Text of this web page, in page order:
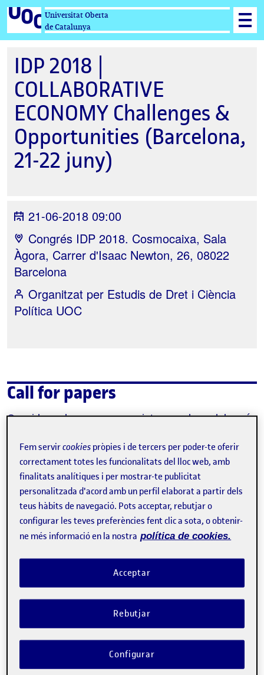
Universitat Oberta
de Catalunya
IDP 2018 |
COLLABORATIVE
ECONOMY Challenges &
Opportunities (Barcelona,
21-22 juny)
21-06-2018 09:00
Congrés IDP 2018. Cosmocaixa, Sala
Àgora, Carrer d'Isaac Newton, 26, 08022
Barcelona
Organitzat per Estudis de Dret i Ciència
Política UOC
Call for papers
Convidem les persones interessades del món
Congrés IDP: “Collaborative economy:
challenges and opportunities”tot enviat
comunicacions. Animem especialment a presentar
comunicacions relacionades amb el tema central del
Congrés IDP 2018, i suggerim els següents eixos
temàtics:
treballador i de l’empresari de l’economia
col·laborativa; temps de treball; acció col·lectiva
i sindical; prevenció de riscos laborals i salut
laboral; cotització, prestacions i altres matèries
de seguretat social; intermediació laboral,
descentralització productiva i cessió de
treballadors; propostes de regulació laboral del
Fem servircookies pròpies i de tercers per poder-te oferir
correctament totes les funcionalitats del lloc web, amb
finalitats analítiques i per mostrar-te publicitat
personalitzada d'acord amb un perfil elaborat a partir dels
teus hàbits de navegació. Pots acceptar, rebutjar o
configurar les teves preferències fent clic a sota, o obtenir-
ne més informació en la nostra política de cookies.
Rebutjar
Acceptar
Configurar